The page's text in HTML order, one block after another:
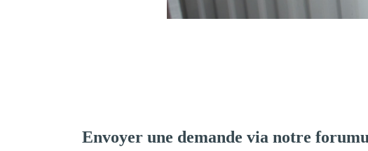
Envoyer une demande via notre